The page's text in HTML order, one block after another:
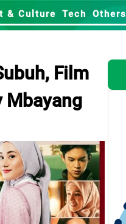
& Culture Tech Others
Film
Mbayang